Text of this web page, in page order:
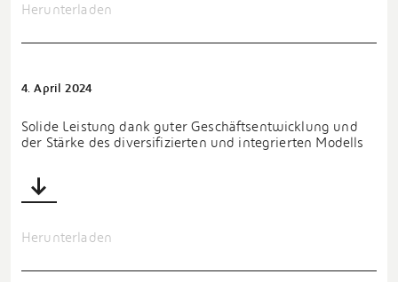
Herunterladen
4. April 2024
Solide Leistung dank guter Geschäftsentwicklung und
der Stärke des diversifizierten und integrierten Modells
Herunterladen